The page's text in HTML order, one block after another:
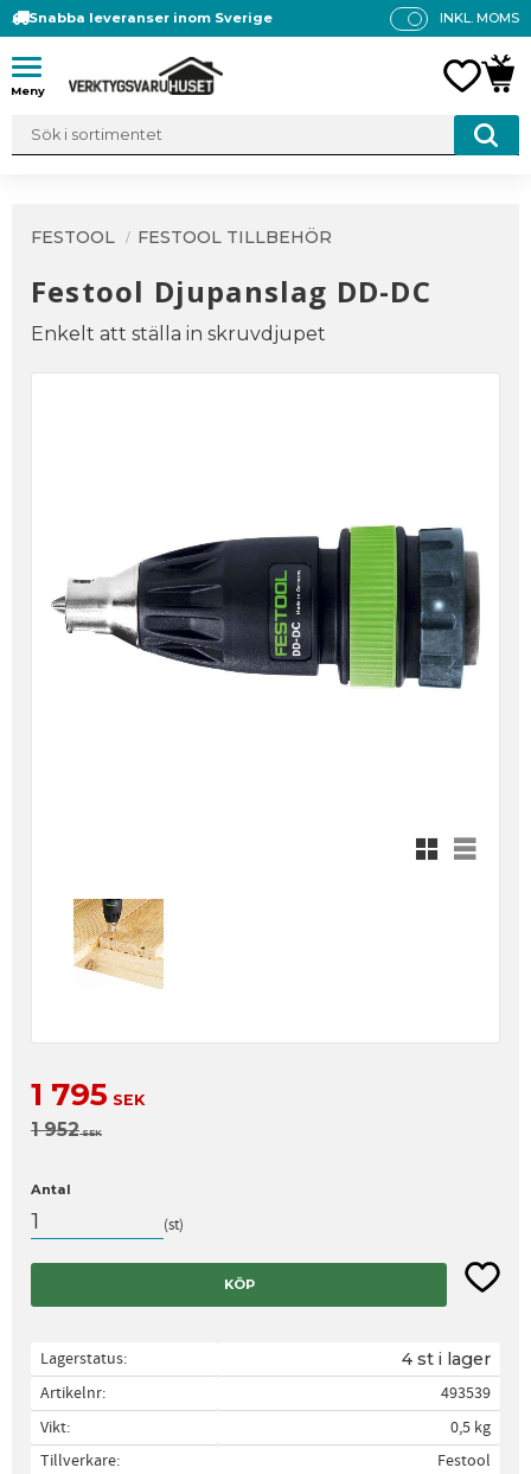
Meny
Snabba leveranser inom Sverige
P
INKL. MOMS
FESTOOL FESTOOL TILLBEHÖR
Festool Djupanslag DD-DC
Enkelt att ställa in skruvdjupet
Rutnätsvy
Listvy
Nedsatt pris:
1 795 SEK
Ordinarie pris:
1 952SEK
Antal
st
KÖP Lägg
Lagerstatus 4 st i lager
Artikelnr
493539
Vikt
0,5 kg
Tillverkare
Festool